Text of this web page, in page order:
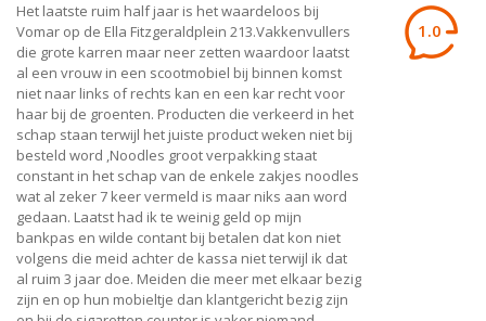
Het laatste ruim half jaar is het waardeloos bij
Vomar op de Ella Fitzgeraldplein 213.Vakkenvullers
die grote karren maar neer zetten waardoor laatst
al een vrouw in een scootmobiel bij binnen komst
niet naar links of rechts kan en een kar recht voor
haar bij de groenten. Producten die verkeerd in het
schap staan terwijl het juiste product weken niet bij
besteld word ,Noodles groot verpakking staat
constant in het schap van de enkele zakjes noodles
wat al zeker 7 keer vermeld is maar niks aan word
gedaan. Laatst had ik te weinig geld op mijn
bankpas en wilde contant bij betalen dat kon niet
volgens die meid achter de kassa niet terwijl ik dat
al ruim 3 jaar doe. Meiden die meer met elkaar bezig
zijn en op hun mobieltje dan klantgericht bezig zijn
1.0